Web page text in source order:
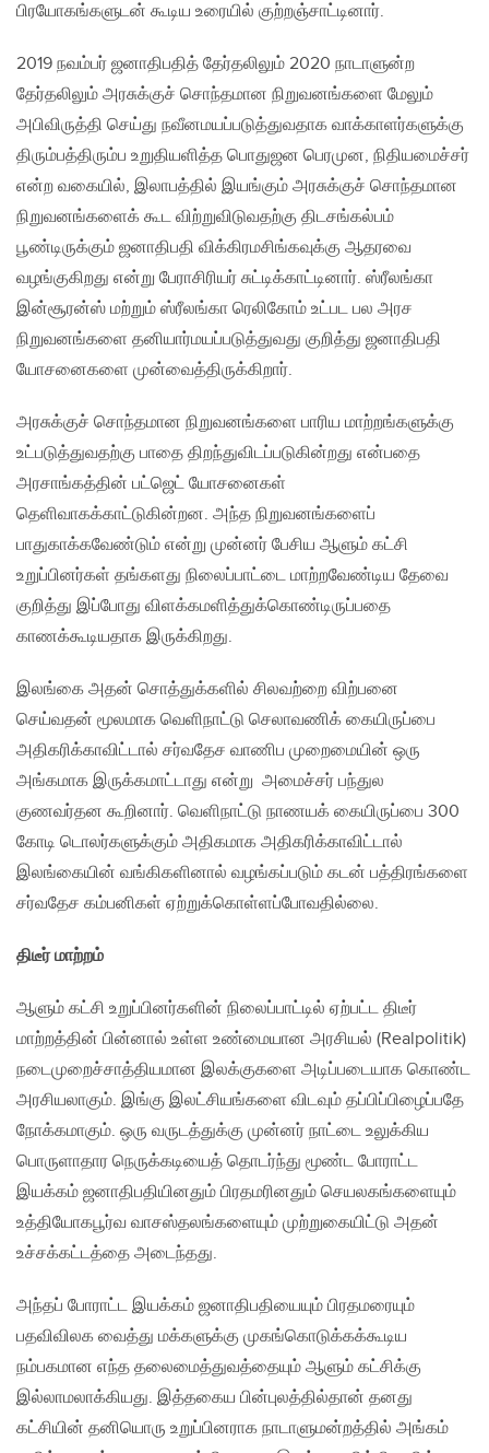
பிரயோகங்களுடன் கூடிய உரையில் குற்றஞ்சாட்டினார்.
2019 நவம்பர் ஜனாதிபதித் தேர்தலிலும் 2020 நாடாளுன்ற
தேர்தலிலும் அரசுக்குச் சொந்தமான நிறுவனங்களை மேலும்
அபிவிருத்தி செய்து நவீனமயப்படுத்துவதாக வாக்காளர்களுக்கு
திரும்பத்திரும்ப உறுதியளித்த பொதுஜன பெரமுன, நிதியமைச்சர்
என்ற வகையில், இலாபத்தில் இயங்கும் அரசுக்குச் சொந்தமான
நிறுவனங்களைக் கூட விற்றுவிடுவதற்கு திடசங்கல்பம்
பூண்டிருக்கும் ஜனாதிபதி விக்கிரமசிங்கவுக்கு ஆதரவை
வழங்குகிறது என்று பேராசிரியர் சுட்டிக்காட்டினார். ஸ்ரீலங்கா
இன்சூரன்ஸ் மற்றும் ஸ்ரீலங்கா ரெலிகோம் உட்பட பல அரச
நிறுவனங்களை தனியார்மயப்படுத்துவது குறித்து ஜனாதிபதி
யோசனைகளை முன்வைத்திருக்கிறார்.
அரசுக்குச் சொந்தமான நிறுவனங்களை பாரிய மாற்றங்களுக்கு
உட்படுத்துவதற்கு பாதை திறந்துவிடப்படுகின்றது என்பதை
அரசாங்கத்தின் பட்ஜெட் யோசனைகள்
தெளிவாகக்காட்டுகின்றன. அந்த நிறுவனங்களைப்
பாதுகாக்கவேண்டும் என்று முன்னர் பேசிய ஆளும் கட்சி
உறுப்பினர்கள் தங்களது நிலைப்பாட்டை மாற்றவேண்டிய தேவை
குறித்து இப்போது விளக்கமளித்துக்கொண்டிருப்பதை
காணக்கூடியதாக இருக்கிறது.
இலங்கை அதன் சொத்துக்களில் சிலவற்றை விற்பனை
செய்வதன் மூலமாக வெளிநாட்டு செலாவணிக் கையிருப்பை
அதிகரிக்காவிட்டால் சர்வதேச வாணிப முறைமையின் ஒரு
அங்கமாக இருக்கமாட்டாது என்று அமைச்சர் பந்துல
குணவர்தன கூறினார். வெளிநாட்டு நாணயக் கையிருப்பை 300
கோடி டொலர்களுக்கும் அதிகமாக அதிகரிக்காவிட்டால்
இலங்கையின் வங்கிகளினால் வழங்கப்படும் கடன் பத்திரங்களை
சர்வதேச கம்பனிகள் ஏற்றுக்கொள்ளப்போவதில்லை.
திடீர் மாற்றம்
ஆளும் கட்சி உறுப்பினர்களின் நிலைப்பாட்டில் ஏற்பட்ட திடீர்
மாற்றத்தின் பின்னால் உள்ள உண்மையான அரசியல் (Realpolitik)
நடைமுறைச்சாத்தியமான இலக்குகளை அடிப்படையாக கொண்ட
அரசியலாகும். இங்கு இலட்சியங்களை விடவும் தப்பிப்பிழைப்பதே
நோக்கமாகும். ஒரு வருடத்துக்கு முன்னர் நாட்டை உலுக்கிய
பொருளாதார நெருக்கடியைத் தொடர்ந்து மூண்ட போராட்ட
இயக்கம் ஜனாதிபதியினதும் பிரதமரினதும் செயலகங்களையும்
உத்தியோகபூர்வ வாசஸ்தலங்களையும் முற்றுகையிட்டு அதன்
உச்சக்கட்டத்தை அடைந்தது.
அந்தப் போராட்ட இயக்கம் ஜனாதிபதியையும் பிரதமரையும்
பதவிவிலக வைத்து மக்களுக்கு முகங்கொடுக்கக்கூடிய
நம்பகமான எந்த தலைமைத்துவத்தையும் ஆளும் கட்சிக்கு
இல்லாமலாக்கியது. இத்தகைய பின்புலத்தில்தான் தனது
கட்சியின் தனியொரு உறுப்பினராக நாடாளுமன்றத்தில் அங்கம்